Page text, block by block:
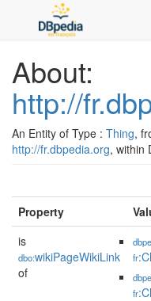
About:
http://
An Entity of Type : Thing,
http://fr.dbpedia.org, within
Property
is
dbo:wikiPageWikiLink
of
fr
fr